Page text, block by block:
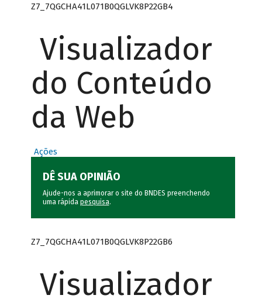
Z7_7QGCHA41L071B0QGLVK8P22GB4
Visualizador
do Conteúdo
da Web
Ações
DÊ SUA OPINIÃO
Ajude-nos a aprimorar o site do BNDES preenchendo
uma rápida pesquisa.
Z7_7QGCHA41L071B0QGLVK8P22GB6
Visualizador